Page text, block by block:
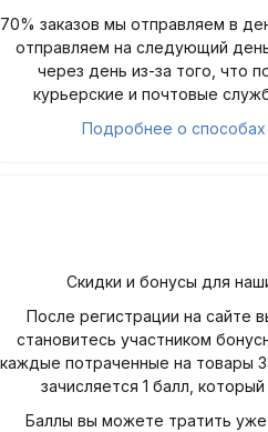
70% заказов мы отправляем в
отправляем на следующий
через день из-за того, что
курьерские и почтовые
Подробнее о способах
Скидки и бонусы для
После регистрации на сайте
становитесь участником
каждые потраченные на товары
зачисляется 1 балл,
Баллы вы можете тратить